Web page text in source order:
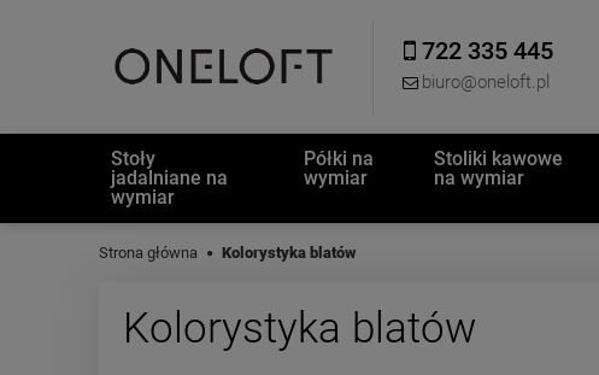
722 335 445
biuro@oneloft.pl
Stoły
jadalniane na
wymiar
Półki na
wymiar
Stoliki kawowe
na wymiar
Strona główna Kolorystyka blatów
Kolorystyka blatów